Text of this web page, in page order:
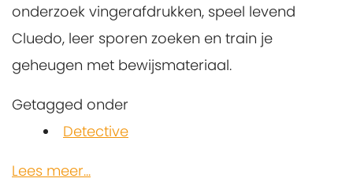
onderzoek vingerafdrukken, speel levend
Cluedo, leer sporen zoeken en train je
geheugen met bewijsmateriaal.
Getagged onder
Detective
Lees meer...